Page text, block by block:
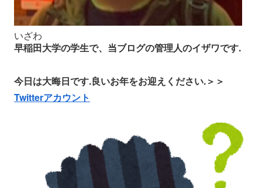
いざわ
早稲田大学の学生で、当ブログの管理人のイザワです.
今日は大晦日です.良いお年をお迎えください.＞＞
Twitterアカウント